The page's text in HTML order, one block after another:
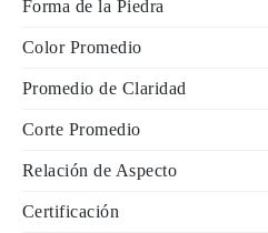
Forma de la Piedra
Color Promedio
Promedio de Claridad
Corte Promedio
Relación de Aspecto
Certificación